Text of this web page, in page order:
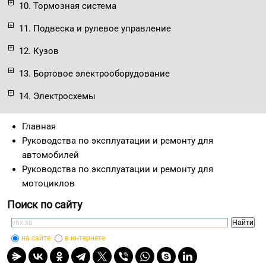
10. Тормозная система
11. Подвеска и рулевое управление
12. Кузов
13. Бортовое электрооборудование
14. Электросхемы
Главная
Руководства по эксплуатации и ремонту для
автомобилей
Руководства по эксплуатации и ремонту для
мотоциклов
Поиск по сайту
на сайте в интернете